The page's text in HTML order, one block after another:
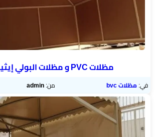
مظلات PVC و مظلات البولي إيثيلين ابها
في:مظلات bvc من:admin